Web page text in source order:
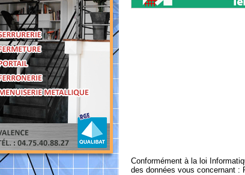
Conformément à la loi
des données vous concernant :